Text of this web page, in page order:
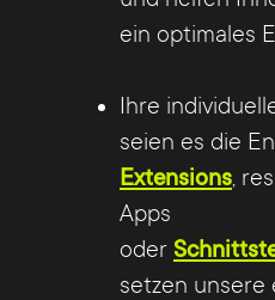
Integration der
Ihren Redakteuren
Übersetzung Ihrer
Backend. Durch eine
mehrschrittige
DeepL API erfolgt
innerhalb weniger
ein optimales
Ihre
seien es die
Extensions,
Apps
oder
setzen unsere